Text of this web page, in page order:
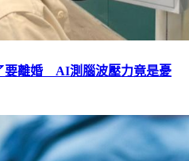
要離婚 AI測腦波壓力竟是憂